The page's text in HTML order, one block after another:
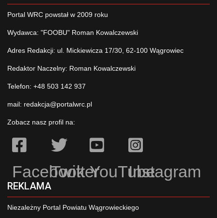
Portal WRC powstał w 2009 roku
Wydawca: "FOOBU" Roman Kowalczewski
Adres Redakcji: ul. Mickiewicza 17/30, 62-100 Wągrowiec
Redaktor Naczelny: Roman Kowalczewski
Telefon: +48 503 142 937
mail: redakcja@portalwrc.pl
Zobacz nasz profil na:
Facebook
TwitterYouTubeInstagram
REKLAMA
Niezależny Portal Powiatu Wągrowieckiego